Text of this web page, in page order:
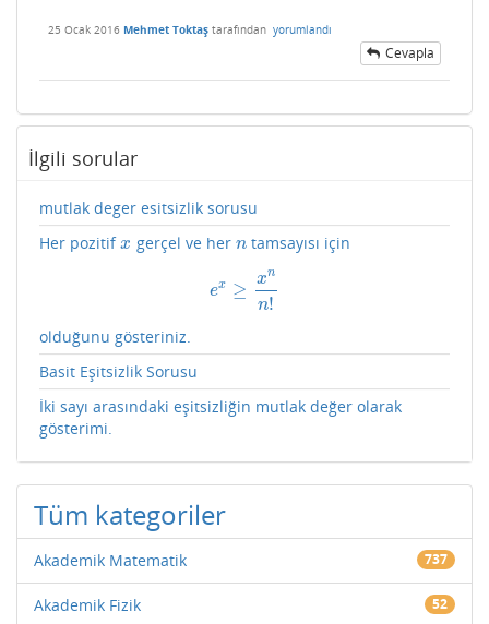
25 Ocak 2016 Mehmet Toktaş tarafından yorumlandı
Cevapla
İlgili sorular
mutlak deger esitsizlik sorusu
Her pozitifx
x gerçel ve her n
n tamsayısı için
ex ≥ xn
n!
ex ≥x nn!
olduğunu gösteriniz.
Basit Eşitsizlik Sorusu
İki sayı arasındaki eşitsizliğin mutlak değer olarak
gösterimi.
Tüm kategoriler
Akademik Matematik 737
Akademik Fizik 52